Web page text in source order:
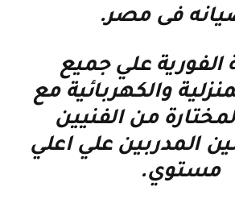
فى مصر.
الفورية علي جميع
والكهربائية مع
من الفنيين
المدربين علي اعلي
مستوي.